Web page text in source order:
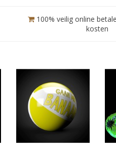
100% veilig online
kosten